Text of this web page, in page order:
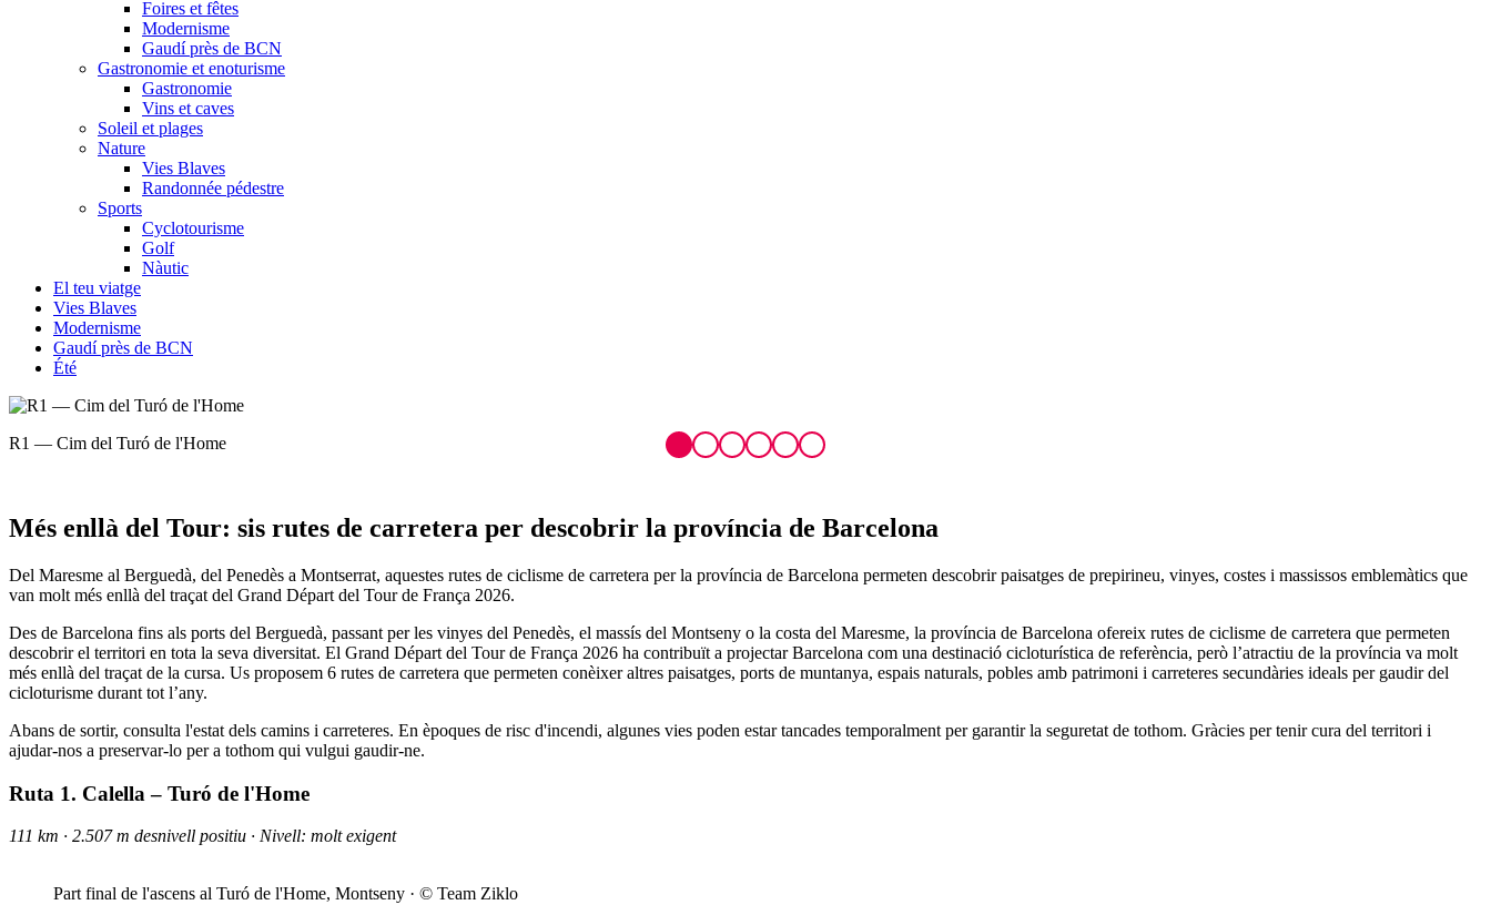
Foires et fêtes
Modernisme
Gaudí près de BCN
Gastronomie et enoturisme
Gastronomie
Vins et caves
Soleil et plages
Nature
Vies Blaves
Randonnée pédestre
Sports
Cyclotourisme
Golf
Nàutic
El teu viatge
Vies Blaves
Modernisme
Gaudí près de BCN
Été
R2 — Corba del Collformic
Més enllà del Tour: sis rutes de carretera per descobrir la província de Barcelona
Del Maresme al Berguedà, del Penedès a Montserrat, aquestes rutes de ciclisme de carretera per la província de Barcelona permeten descobrir paisatges de prepirineu, vinyes, costes i massissos emblemàtics que
van molt més enllà del traçat del Grand Départ del Tour de França 2026.
Des de Barcelona fins als ports del Berguedà, passant per les vinyes del Penedès, el massís del Montseny o la costa del Maresme, la província de Barcelona ofereix rutes de ciclisme de carretera que permeten
descobrir el territori en tota la seva diversitat. El Grand Départ del Tour de França 2026 ha contribuït a projectar Barcelona com una destinació cicloturística de referència, però l’atractiu de la província va molt
més enllà del traçat de la cursa. Us proposem 6 rutes de carretera que permeten conèixer altres paisatges, ports de muntanya, espais naturals, pobles amb patrimoni i carreteres secundàries ideals per gaudir del
cicloturisme durant tot l’any.
Abans de sortir, consulta l'estat dels camins i carreteres. En èpoques de risc d'incendi, algunes vies poden estar tancades temporalment per garantir la seguretat de tothom. Gràcies per tenir cura del territori i
ajudar-nos a preservar-lo per a tothom qui vulgui gaudir-ne.
Ruta 1. Calella – Turó de l'Home
111 km · 2.507 m desnivell positiu · Nivell: molt exigent
Part final de l'ascens al Turó de l'Home, Montseny · © Team Ziklo